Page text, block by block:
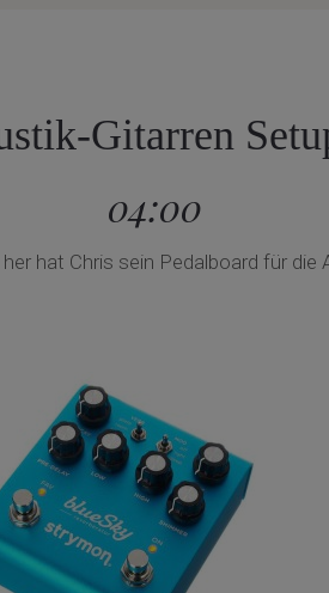
Gitarren
04:00
hat Chris sein Pedalboard für die